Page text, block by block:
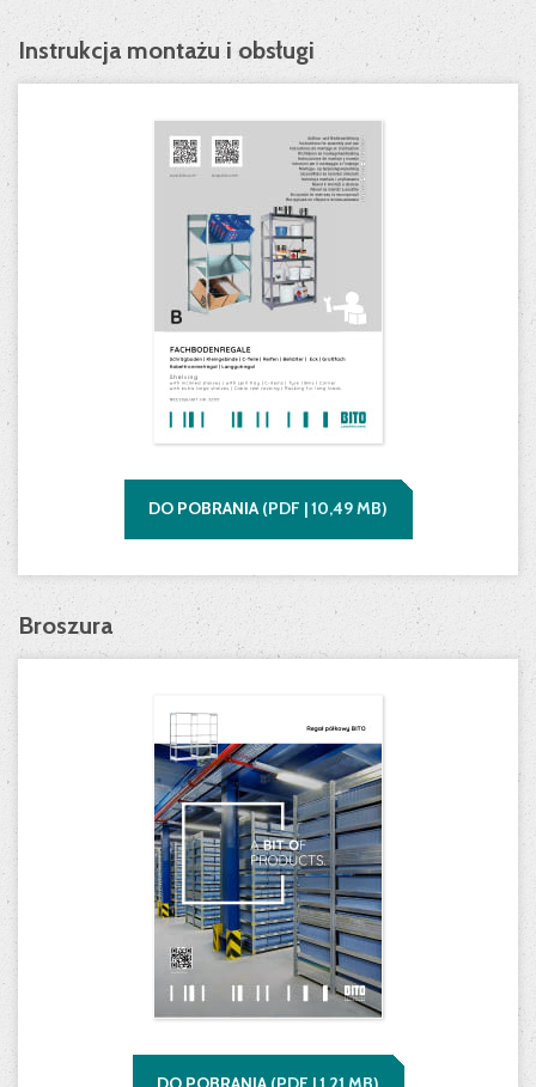
Instrukcja montażu i obsługi
DO POBRANIA (PDF |10,49MB)
Broszura